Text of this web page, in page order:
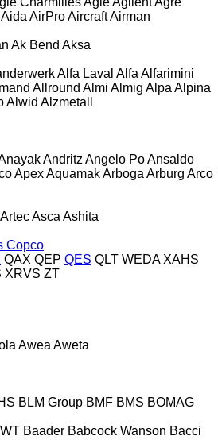
Aida AirProAircraftAirman
Ak Bend Aksa
Alfa Laval Alfa Alfarimini
Allround Almi Almig Alpa Alpina
Alwid Alzmetall
Andritz Angelo PoAnsaldo
ApexAquamakArboga Arburg Arco
ArtecAsca Ashita
Copco
QAX QEP QES QLT WEDA XAHS
XRVS ZT
Awea Aweta
BLM Group BMF BMS BOMAG
Baader Babcock Wanson Bacci